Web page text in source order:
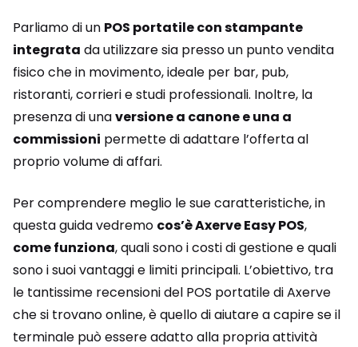
Parliamo di un POS portatile con stampante
integrata da utilizzare sia presso un punto vendita
fisico che in movimento, ideale per bar, pub,
ristoranti, corrieri e studi professionali. Inoltre, la
presenza di unaversione a canone e una a
commissioni permette di adattare l’offerta al
proprio volume di affari.
Per comprendere meglio le sue caratteristiche, in
questa guida vedremo cos’è Axerve Easy POS,
come funziona, quali sono i costi di gestione e quali
sono i suoi vantaggi e limiti principali. L’obiettivo, tra
le tantissime recensioni del POS portatile di Axerve
che si trovano online, è quello di aiutare a capire se il
terminale può essere adatto alla propria attività